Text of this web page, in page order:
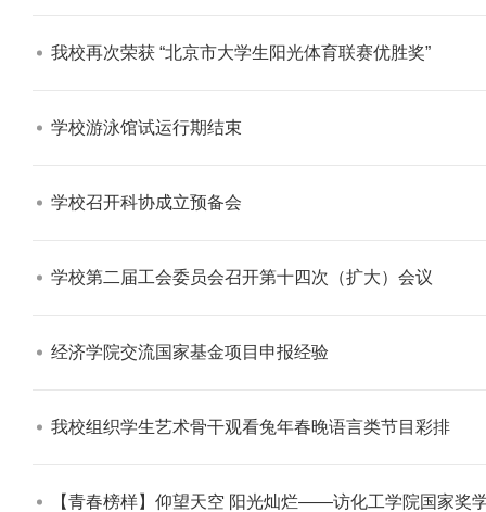
我校再次荣获 “北京市大学生阳光体育联赛优胜奖”​
学校游泳馆试运行期结束​
学校召开科协成立预备会​
学校第二届工会委员会召开第十四次（扩大）会议​
经济学院交流国家基金项目申报经验​
我校组织学生艺术骨干观看兔年春晚语言类节目彩排​
【青春榜样】仰望天空 阳光灿烂——访化工学院国家奖